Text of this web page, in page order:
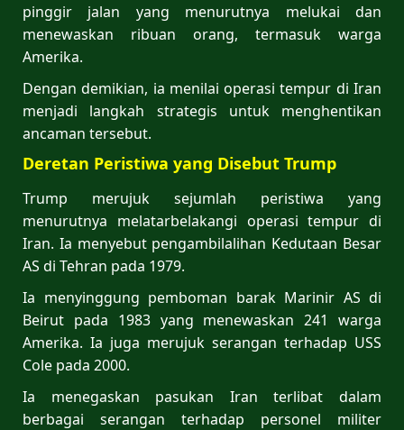
pinggir jalan yang menurutnya melukai dan
menewaskan ribuan orang, termasuk warga
Amerika.
Dengan demikian, ia menilai operasi tempur di Iran
menjadi langkah strategis untuk menghentikan
ancaman tersebut.
Deretan Peristiwa yang Disebut Trump
Trump merujuk sejumlah peristiwa yang
menurutnya melatarbelakangi operasi tempur di
Iran. Ia menyebut pengambilalihan Kedutaan Besar
AS di Tehran pada 1979.
Ia menyinggung pemboman barak Marinir AS di
Beirut pada 1983 yang menewaskan 241 warga
Amerika. Ia juga merujuk serangan terhadap USS
Cole pada 2000.
Ia menegaskan pasukan Iran terlibat dalam
berbagai serangan terhadap personel militer